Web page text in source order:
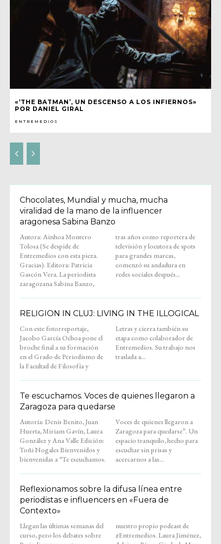
«‘THE BATMAN’, UN DESCENSO A LOS INFIERNOS»
POR DANIEL GIRAL
ENTREMEDIOS
Chocolates, Mundial y mucha, mucha
viralidad de la mano de la influencer
aragonesa Sabina Banzo
Autora: Ainhoa Montero
Tolosa (Se despide de
Entremedios con esta pieza.
Gracias). Editora: Patricia
Gascón Vera. La periodista
zaragozana Sabina Banzo,
tras años como reportera de
televisión y locutora de spots
para grandes marcas,
comenzó su andadura en
redes sociales después...
RELIGION IN CLUJ: LIVING IN THE ILLOGICAL
Con este fotorreportaje,
Jacobo García Ochoa pone el
broche final a su formación
en el Grado de Periodismo de
la Facultad de Filosofía y
Letras y cierra también su
etapa como colaborador de
Entremedios. Su trabajo nos
traslada a...
Te escuchamos. Voces de quienes llegaron a
Zaragoza para quedarse
Autoría: Denis Benito, Juan
Huerta, Miriam Gavín, Laura
González y Ana Valle Edición:
Toñi Nogales Bienvenidos y
bienvenidas a “Te escuchamos.
Voces de quienes llegaron a
Zaragoza para quedarse”. Un
espacio tranquilo, hecho para
escuchar sin prisas y
acercarnos a las...
Reflexionamos sobre la difusa línea entre
periodistas e influencers en «Fuera de
Contexto»
Llegan las últimas semanas del
curso, pero los debates sobre
nuestro propio podcast de
#Entremedios. Laura Jiménez,